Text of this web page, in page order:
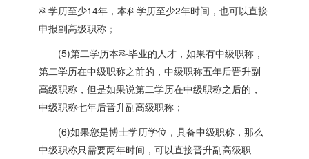
科学历至少14年，本科学历至少2年时间，也可以直接
申报副高级职称；
(5)第二学历本科毕业的人才，如果有中级职称，
第二学历在中级职称之前的，中级职称五年后晋升副
高级职称，但是如果说第二学历在中级职称之后的，
中级职称七年后晋升副高级职称；
(6)如果您是博士学历学位，具备中级职称，那么
中级职称只需要两年时间，可以直接晋升副高级职